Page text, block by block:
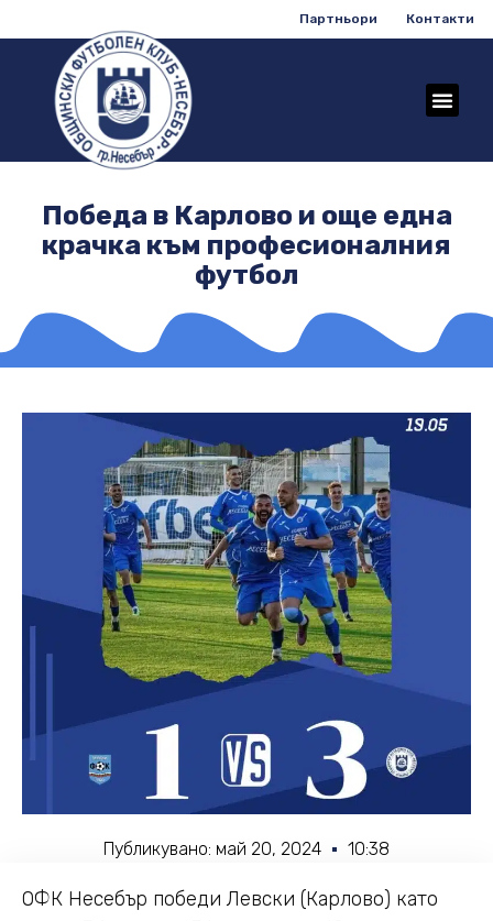
Партньори Контакти
Победа в Карлово и още една
крачка към професионалния
футбол
Публикувано: май 20, 2024 10:38
ОФК Несебър победи Левски (Карлово) като